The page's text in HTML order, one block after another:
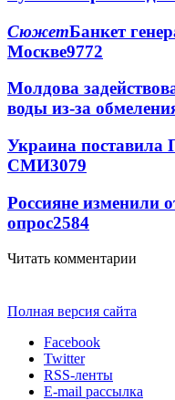
СюжетБанкет
Москве9772
Молдова
воды из-за
Украина поставила
СМИ3079
Россияне изменили
опрос2584
Читать комментарии
Полная версия сайта
Facebook
Twitter
RSS-ленты
E-mail рассылка